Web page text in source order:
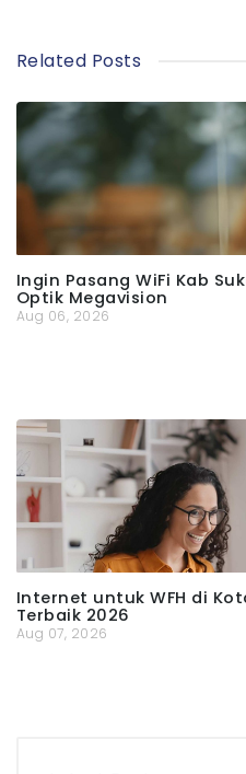
Related Posts
Ingin Pasang WiFi Kab
Optik Megavision
Aug 06, 2026
Internet untuk WFH di
Terbaik 2026
Aug 07, 2026